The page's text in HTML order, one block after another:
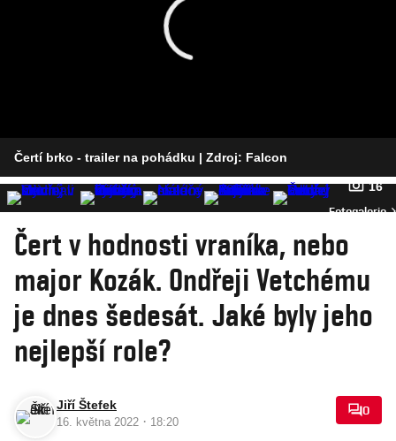
Čertí brko - trailer na pohádku | Zdroj: Falcon
16
Fotogalerie
Čert v hodnosti vraníka, nebo
major Kozák. Ondřeji Vetchému
je dnes šedesát. Jaké byly jeho
nejlepší role?
Jiří Štefek
16. května 2022 · 18:20
0